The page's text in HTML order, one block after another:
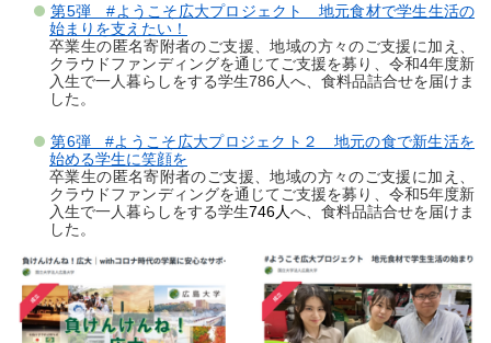
第5弾 #ようこそ広大プロジェクト 地元食材で学生生活の
始まりを支えたい！
卒業生の匿名寄附者のご支援、地域の方々のご支援に加え、
クラウドファンディングを通じてご支援を募り、令和4年度新
入生で一人暮らしをする学生786人へ、食料品詰合せを届けま
した。
第6弾 #ようこそ広大プロジェクト２ 地元の食で新生活を
始める学生に笑顔を
卒業生の匿名寄附者のご支援、地域の方々のご支援に加え、
クラウドファンディングを通じてご支援を募り、令和5年度新
入生で一人暮らしをする学生746人へ、食料品詰合せを届けま
した。